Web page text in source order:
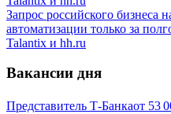
Запрос российского бизнеса
автоматизации только за
Talantix и hh.ru
Вакансии дня
Представитель Т-Банкаот 53